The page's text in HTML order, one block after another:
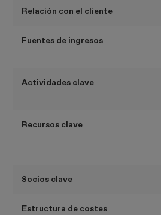
Relación con el cliente
Fuentes de ingresos
Actividades clave
Recursos clave
Socios clave
Estructura de costes